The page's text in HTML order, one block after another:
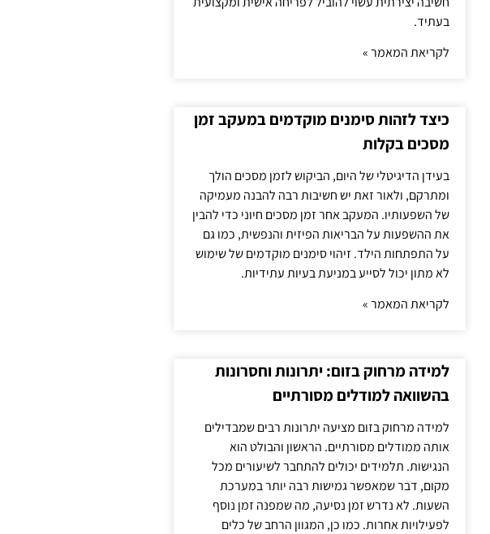
בעתיד.
לקריאת המאמר »
כיצד לזהות סימנים מוקדמים במעקב זמן
מסכים בקלות
בעידן הדיגיטלי של היום, הביקוש לזמן מסכים הולך
ומתרקם, ולאור זאת יש חשיבות רבה להבנה מעמיקה
של השפעותיו. המעקב אחר זמן מסכים חיוני כדי להבין
את ההשפעות על הבריאות הפיזית והנפשית, כמו גם
על התפתחות הילד. זיהוי סימנים מוקדמים של שימוש
לא מתון יכול לסייע במניעת בעיות עתידיות.
לקריאת המאמר »
למידה מרחוק בזום: יתרונות וחסרונות
בהשוואה למודלים מסורתיים
למידה מרחוק בזום מציעה יתרונות רבים שמבדילים
אותה ממודלים מסורתיים. הראשון והבולט הוא
הנגישות. תלמידים יכולים להתחבר לשיעורים מכל
מקום, דבר שמאפשר גמישות רבה יותר במערכת
השעות. לא נדרש זמן נסיעה, מה שמפנה זמן נוסף
לפעילויות אחרות. כמו כן, המגוון הרחב של כלים